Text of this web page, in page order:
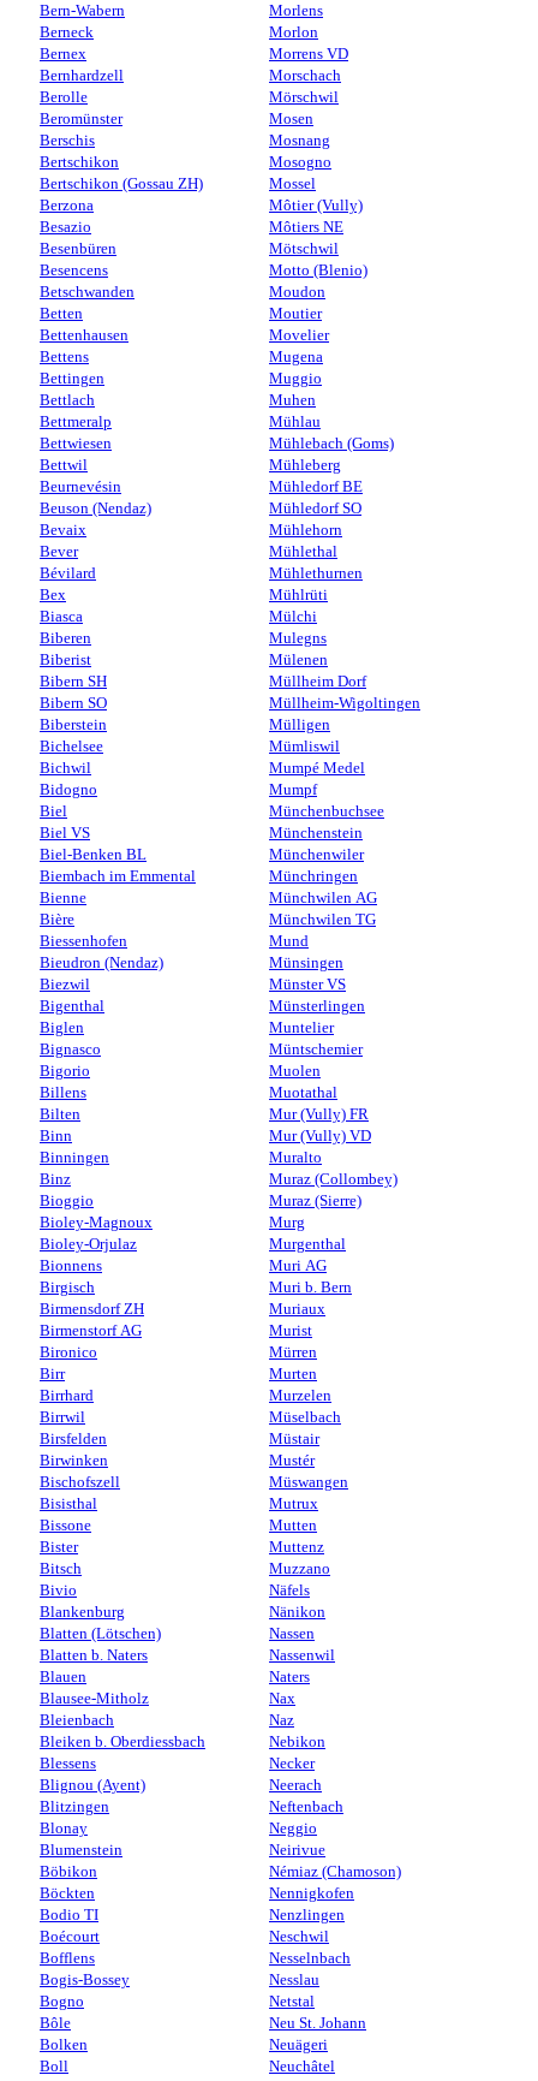
Bern-Wabern
Berneck
Bernex
Bernhardzell
Berolle
Beromünster
Berschis
Bertschikon
Bertschikon (Gossau ZH)
Berzona
Besazio
Besenbüren
Besencens
Betschwanden
Betten
Bettenhausen
Bettens
Bettingen
Bettlach
Bettmeralp
Bettwiesen
Bettwil
Beurnevésin
Beuson (Nendaz)
Bevaix
Bever
Bévilard
Bex
Biasca
Biberen
Biberist
Bibern SH
Bibern SO
Biberstein
Bichelsee
Bichwil
Bidogno
Biel
Biel VS
Biel-Benken BL
Biembach im Emmental
Bienne
Bière
Biessenhofen
Bieudron (Nendaz)
Biezwil
Bigenthal
Biglen
Bignasco
Bigorio
Billens
Bilten
Binn
Binningen
Binz
Bioggio
Bioley-Magnoux
Bioley-Orjulaz
Bionnens
Birgisch
Birmensdorf ZH
Birmenstorf AG
Bironico
Birr
Birrhard
Birrwil
Birsfelden
Birwinken
Bischofszell
Bisisthal
Bissone
Bister
Bitsch
Bivio
Blankenburg
Blatten (Lötschen)
Blatten b. Naters
Blauen
Blausee-Mitholz
Bleienbach
Bleiken b. Oberdiessbach
Blessens
Blignou (Ayent)
Blitzingen
Blonay
Blumenstein
Böbikon
Böckten
Bodio TI
Boécourt
Bofflens
Bogis-Bossey
Bogno
Bôle
Bolken
Boll
Morlens
Morlon
Morrens VD
Morschach
Mörschwil
Mosen
Mosnang
Mosogno
Mossel
Môtier (Vully)
Môtiers NE
Mötschwil
Motto (Blenio)
Moudon
Moutier
Movelier
Mugena
Muggio
Muhen
Mühlau
Mühlebach (Goms)
Mühleberg
Mühledorf BE
Mühledorf SO
Mühlehorn
Mühlethal
Mühlethurnen
Mühlrüti
Mülchi
Mulegns
Mülenen
Müllheim Dorf
Müllheim-Wigoltingen
Mülligen
Mümliswil
Mumpé Medel
Mumpf
Münchenbuchsee
Münchenstein
Münchenwiler
Münchringen
Münchwilen AG
Münchwilen TG
Mund
Münsingen
Münster VS
Münsterlingen
Muntelier
Müntschemier
Muolen
Muotathal
Mur (Vully) FR
Mur (Vully) VD
Muralto
Muraz (Collombey)
Muraz (Sierre)
Murg
Murgenthal
Muri AG
Muri b. Bern
Muriaux
Murist
Mürren
Murten
Murzelen
Müselbach
Müstair
Mustér
Müswangen
Mutrux
Mutten
Muttenz
Muzzano
Näfels
Nänikon
Nassen
Nassenwil
Naters
Nax
Naz
Nebikon
Necker
Neerach
Neftenbach
Neggio
Neirivue
Némiaz (Chamoson)
Nennigkofen
Nenzlingen
Neschwil
Nesselnbach
Nesslau
Netstal
Neu St. Johann
Neuägeri
Neuchâtel